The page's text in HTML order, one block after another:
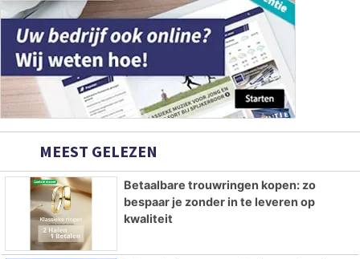
MEEST GELEZEN
Betaalbare trouwringen kopen: zo
bespaar je zonder in te leveren op
kwaliteit